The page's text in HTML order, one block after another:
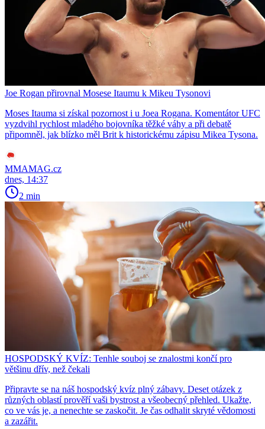
Joe Rogan přirovnal Mosese Itaumu k Mikeu Tysonovi
Moses Itauma si získal pozornost i u Joea Rogana. Komentátor UFC
vyzdvihl rychlost mladého bojovníka těžké váhy a při debatě
připomněl, jak blízko měl Brit k historickému zápisu Mikea Tysona.
MMAMAG.cz
dnes, 14:37
2 min
HOSPODSKÝ KVÍZ: Tenhle souboj se znalostmi končí pro
většinu dřív, než čekali
Připravte se na náš hospodský kvíz plný zábavy. Deset otázek z
různých oblastí prověří vaši bystrost a všeobecný přehled. Ukažte,
co ve vás je, a nenechte se zaskočit. Je čas odhalit skryté vědomosti
a zazářit.